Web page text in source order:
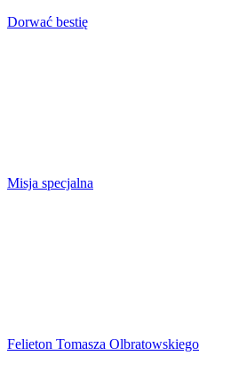
Dorwać bestię
Misja specjalna
Felieton Tomasza Olbratowskiego